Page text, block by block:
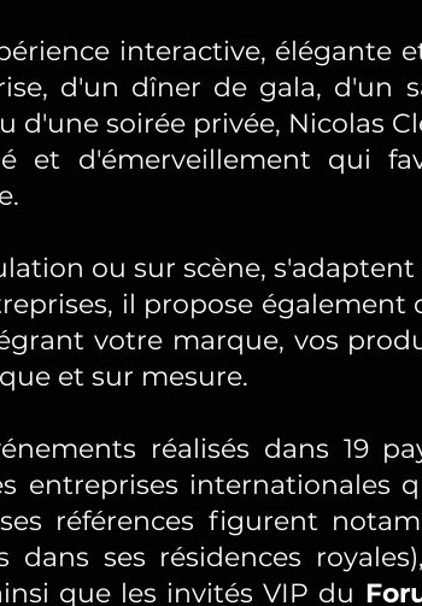
interactive, élégante
d'un dîner de gala, d'un
d'une soirée privée, Nicolas
et d'émerveillement qui
ou sur scène,
il propose également
votre marque, vos
et sur mesure.
réalisés dans 19
entreprises internationales
références figurent
dans ses résidences royales),
que les invités VIP du